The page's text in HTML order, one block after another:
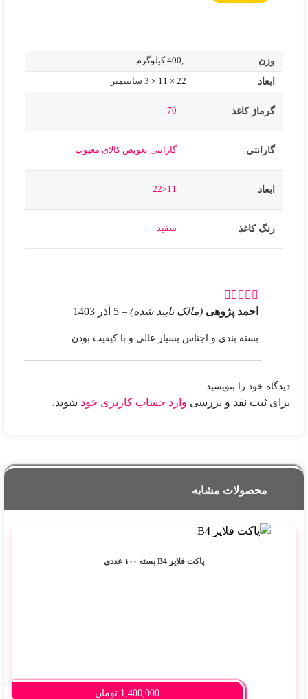
وزن ,400 کیلوگرم
ابعاد 22 × 11 × 3 سانتیمتر
گرماژ کاغذ 70
گارانتی گارانتی تعویض کالای معیوب
ابعاد 11×22
رنگ کاغذ سفید
احمد پژوهی(مالک تایید شده) – 5 آذر 1403
بسته بندی و اجناس بسیار عالی و با کیفیت بودن
دیدگاه خود را بنویسید
برای ثبت نقد و بررسی وارد حساب کاربری خود شوید.
محصولات مشابه
پاکت فلایر B4 بسته ۱۰۰ عددی
1,400,000 تومان